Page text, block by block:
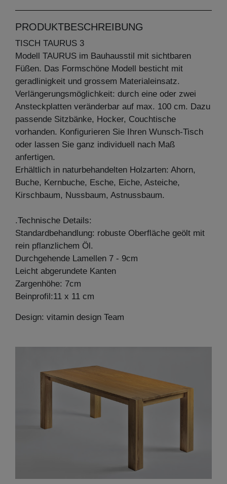
PRODUKTBESCHREIBUNG
TISCH TAURUS 3
Modell TAURUS im Bauhausstil mit sichtbaren
Füßen. Das Formschöne Modell besticht mit
geradlinigkeit und grossem Materialeinsatz.
Verlängerungsmöglichkeit: durch eine oder zwei
Ansteckplatten veränderbar auf max. 100 cm. Dazu
passende Sitzbänke, Hocker, Couchtische
vorhanden. Konfigurieren Sie Ihren Wunsch-Tisch
oder lassen Sie ganz individuell nach Maß
anfertigen.
Erhältlich in naturbehandelten Holzarten: Ahorn,
Buche, Kernbuche, Esche, Eiche, Asteiche,
Kirschbaum, Nussbaum, Astnussbaum.
.Technische Details:
Standardbehandlung: robuste Oberfläche geölt mit
rein pflanzlichem Öl.
Durchgehende Lamellen 7 - 9cm
Leicht abgerundete Kanten
Zargenhöhe: 7cm
Beinprofil:11 x 11 cm
Design: vitamin design Team